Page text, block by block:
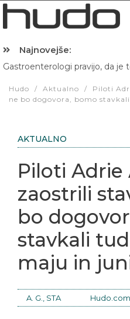
Najnovejše:
Gastroenterologi pravijo, da je
Hudo / Aktualno /
Piloti
ne bo dogovora, bomo
AKTUALNO
Piloti Adrie
zaostrili
bo
stavkali
maju in
A. G., STA Hudo.com